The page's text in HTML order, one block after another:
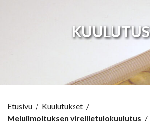
KUULUTUS
Etusivu / Kuulutukset /
Meluilmoituksen vireilletulokuulutus /